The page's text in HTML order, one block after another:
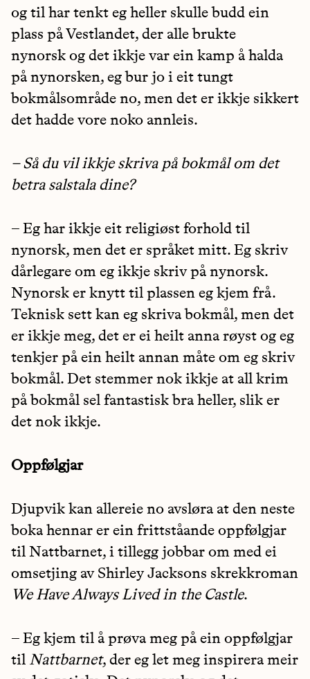
og til har tenkt eg heller skulle budd ein
plass på Vestlandet, der alle brukte
nynorsk og det ikkje var ein kamp å halda
på nynorsken, eg bur jo i eit tungt
bokmålsområde no, men det er ikkje sikkert
det hadde vore noko annleis.
– Så du vil ikkje skriva på bokmål om det
betra salstala dine?
– Eg har ikkje eit religiøst forhold til
nynorsk, men det er språket mitt. Eg skriv
dårlegare om eg ikkje skriv på nynorsk.
Nynorsk er knytt til plassen eg kjem frå.
Teknisk sett kan eg skriva bokmål, men det
er ikkje meg, det er ei heilt anna røyst og eg
tenkjer på ein heilt annan måte om eg skriv
bokmål. Det stemmer nok ikkje at all krim
på bokmål sel fantastisk bra heller, slik er
det nok ikkje.
Oppfølgjar
Djupvik kan allereie no avsløra at den neste
boka hennar er ein frittståande oppfølgjar
til Nattbarnet, i tillegg jobbar om med ei
omsetjing av Shirley Jacksons skrekkroman
We Have Always Lived in the Castle.
– Eg kjem til å prøva meg på ein oppfølgjar
til Nattbarnet, der eg let meg inspirera meir